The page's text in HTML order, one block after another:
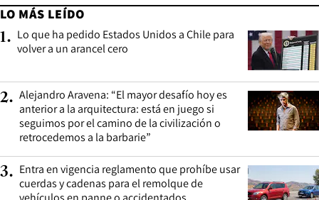
LO MÁS LEÍDO
1. Lo que ha pedido Estados Unidos a Chile para
volver a un arancel cero
2. Alejandro Aravena: “El mayor desafío hoy es
anterior a la arquitectura: está en juego si
seguimos por el camino de la civilización o
retrocedemos a la barbarie”
3. Entra en vigencia reglamento que prohíbe usar
cuerdas y cadenas para el remolque de